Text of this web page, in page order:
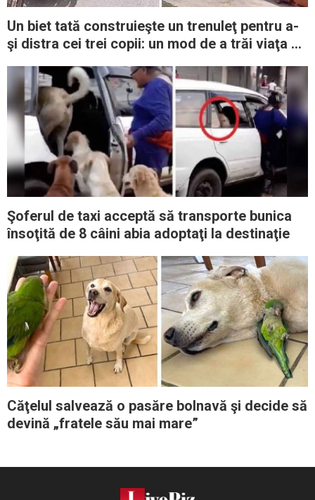
Un biet tată construieşte un trenuleţ pentru a-
şi distra cei trei copii: un mod de a trăi viaţa cu
Şoferul de taxi acceptă să transporte bunica
însoţită de 8 câini abia adoptaţi la destinaţie
Căţelul salvează o pasăre bolnavă şi decide să
devină „fratele său mai mare”